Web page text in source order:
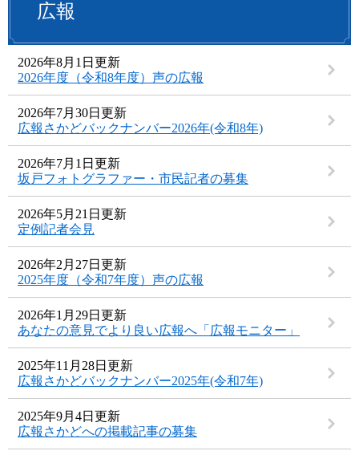
広報
2026年8月1日更新
2026年度（令和8年度）声の広報
2026年7月30日更新
広報さかどバックナンバー2026年(令和8年)
2026年7月1日更新
坂戸フォトグラファー・市民記者の募集
2026年5月21日更新
定例記者会見
2026年2月27日更新
2025年度（令和7年度）声の広報
2026年1月29日更新
あなたの意見でより良い広報へ「広報モニター」
2025年11月28日更新
広報さかどバックナンバー2025年(令和7年)
2025年9月4日更新
広報さかどへの掲載記事の募集